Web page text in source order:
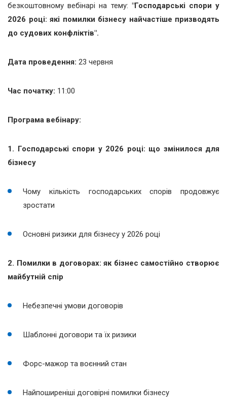
безкоштовному вебінарі на тему: "Господарські спори у
2026 році: які помилки бізнесу найчастіше призводять
до судових конфліктів".
Дата проведення: 23 червня
Час початку: 11:00
Програма вебінару:
1. Господарські спори у 2026 році: що змінилося для
бізнесу
Чому кількість господарських спорів продовжує
зростати
Основні ризики для бізнесу у 2026 році
2. Помилки в договорах: як бізнес самостійно створює
майбутній спір
Небезпечні умови договорів
Шаблонні договори та їх ризики
Форс-мажор та воєнний стан
Найпоширеніші договірні помилки бізнесу